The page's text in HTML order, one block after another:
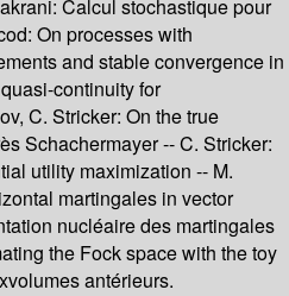
Calcul stochastique pour
On processes with
and stable convergence in
continuity for
C. Stricker: On the true
Schachermayer -- C. Stricker:
utility maximization -- M.
martingales in vector
nucléaire des martingales
the Fock space with the toy
antérieurs.